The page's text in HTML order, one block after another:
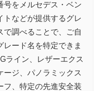
号をメルセデス・ベン
トなどが提供するグレ
で調べることで、ご自
レード名を特定できま
ライン、レザーエクス
ージ、パノラミックス
フ、特定の先進安全装